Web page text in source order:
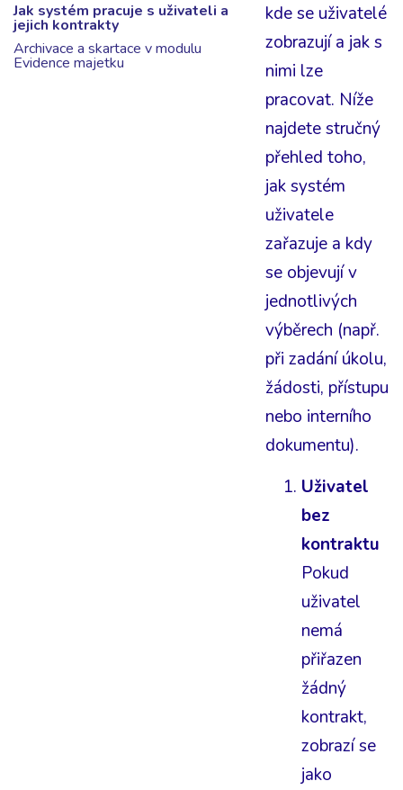
Jak systém pracuje s uživateli a
jejich kontrakty
Archivace a skartace v modulu
Evidence majetku
kde se uživatelé
zobrazují a jak s
nimi lze
pracovat. Níže
najdete stručný
přehled toho,
jak systém
uživatele
zařazuje a kdy
se objevují v
jednotlivých
výběrech (např.
při zadání úkolu,
žádosti, přístupu
nebo interního
dokumentu).
Uživatel
bez
kontraktu
Pokud
uživatel
nemá
přiřazen
žádný
kontrakt,
zobrazí se
jako